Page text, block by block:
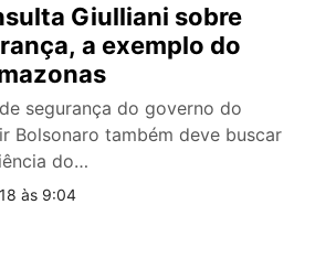
Giulliani sobre
a exemplo do
segurança do governo do
Bolsonaro também deve buscar
do…
às 9:04